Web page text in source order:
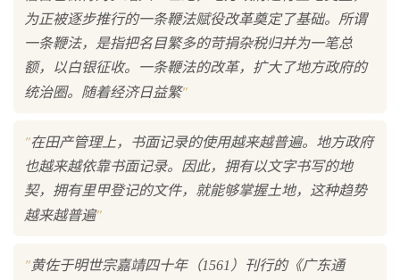
为正被逐步推行的一条鞭法赋役改革奠定了基础。所谓
一条鞭法，是指把名目繁多的苛捐杂税归并为一笔总
额，以白银征收。一条鞭法的改革，扩大了地方政府的
统治圈。随着经济日益繁"
"在田产管理上，书面记录的使用越来越普遍。地方政府
也越来越依靠书面记录。因此，拥有以文字书写的地
契，拥有里甲登记的文件，就能够掌握土地，这种趋势
越来越普遍"
"黄佐于明世宗嘉靖四十年（1561）刊行的《广东通